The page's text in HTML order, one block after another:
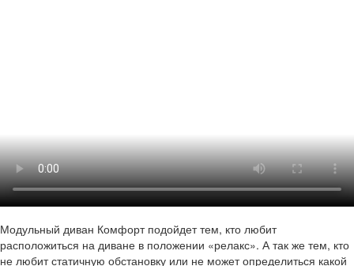
Модульный диван Комфорт подойдет тем, кто любит
расположиться на диване в положении «релакс». А так же тем, кто
не любит статичную обстановку или не может определиться какой